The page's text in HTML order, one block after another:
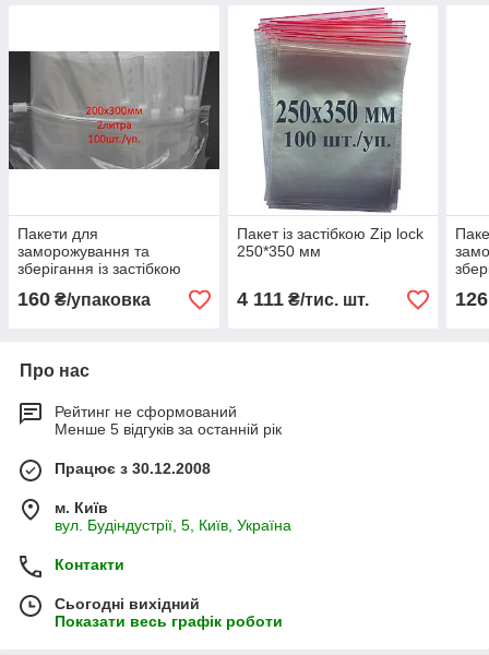
Пакети для
заморожування та
зберігання із застібкою
160 ₴/упаковка
Пакет із застібкою Zip lock
250*350 мм
4 111₴/тис. шт. 126
Про нас
Рейтинг не сформований
Менше 5 відгуків за останній рік
Працює з 30.12.2008
м. Київ
вул. Будіндустрії, 5, Київ, Україна
Контакти
Сьогодні вихідний
Показати весь графік роботи